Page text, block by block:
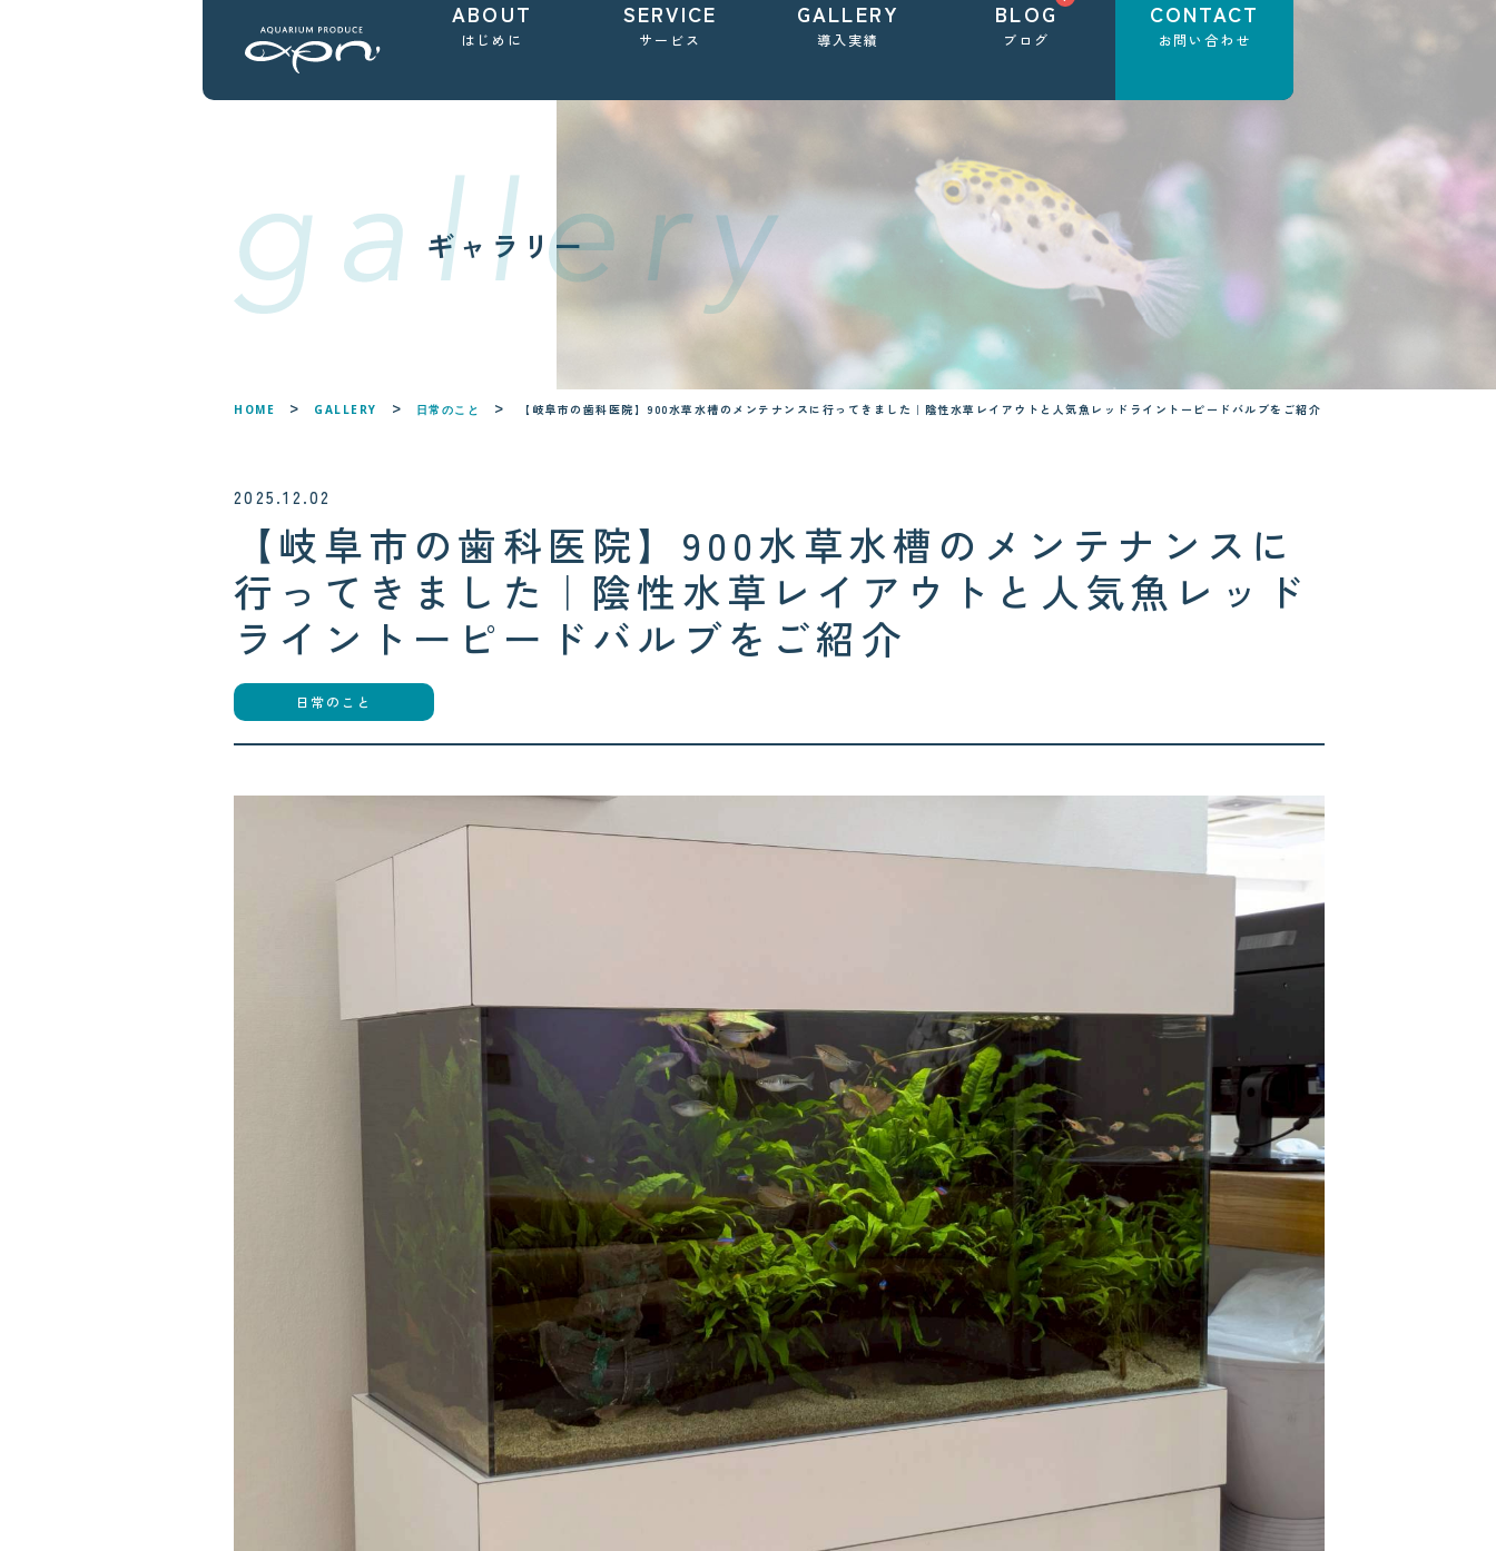
ABOUT
はじめに
SERVICE
サービス
GALLERY
導入実績
BLOG
ブログ
CONTACT
お問い合わせ
ギャラリー
HOME GALLERY 日常のこと 【岐阜市の歯科医院】900水草水槽のメンテナンスに行ってきました｜陰性水草レイアウトと人気魚レッドライントーピードバルブをご紹介
2025.12.02
【岐阜市の歯科医院】900水草水槽のメンテナンスに
行ってきました｜陰性水草レイアウトと人気魚レッド
ライントーピードバルブをご紹介
日常のこと